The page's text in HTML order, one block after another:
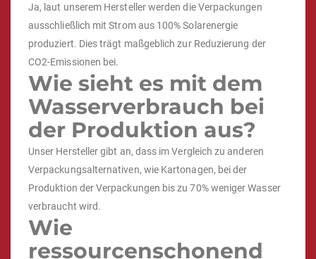
Ja, laut unserem Hersteller werden die Verpackungen
ausschließlich mit Strom aus 100% Solarenergie
produziert. Dies trägt maßgeblich zur Reduzierung der
CO2-Emissionen bei.
Wie sieht es mit dem
Wasserverbrauch bei
der Produktion aus?
Unser Hersteller gibt an, dass im Vergleich zu anderen
Verpackungsalternativen, wie Kartonagen, bei der
Produktion der Verpackungen bis zu 70% weniger Wasser
verbraucht wird.
Wie
ressourcenschonend